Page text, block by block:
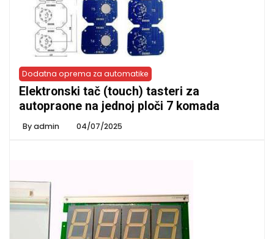
Dodatna oprema za automatike
Elektronski tač (touch) tasteri za
autopraone na jednoj ploči 7 komada
Byadmin 04/07/2025